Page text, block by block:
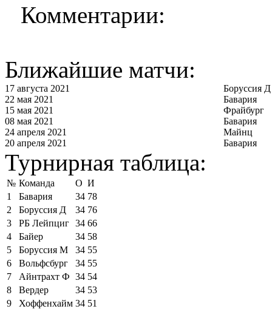
Комментарии:
Ближайшие матчи:
17 августа 2021
Боруссия Д
22 мая 2021
Бавария
15 мая 2021
Фрайбург
08 мая 2021
Бавария
24 апреля 2021
Майнц
20 апреля 2021
Бавария
Турнирная таблица:
№ Команда О И
1
Бавария 34 78
2
Боруссия Д 34 76
3
РБ Лейпциг 34 66
4
Байер 34 58
5
Боруссия М 34 55
6
Вольфсбург 34 55
7
Айнтрахт Ф 34 54
8
Вердер 34 53
9
Хоффенхайм 34 51